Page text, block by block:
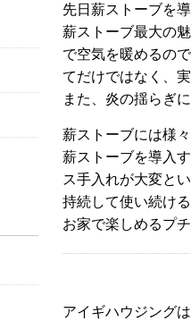
先日薪ストーブを
薪ストーブ最大の
で空気を暖めるの
てだけではなく、
また、炎の揺らぎ
薪ストーブには様
薪ストーブを導入
ス手入れが大変と
持続して使い続け
お家で楽しめるプ
アイギハウジング